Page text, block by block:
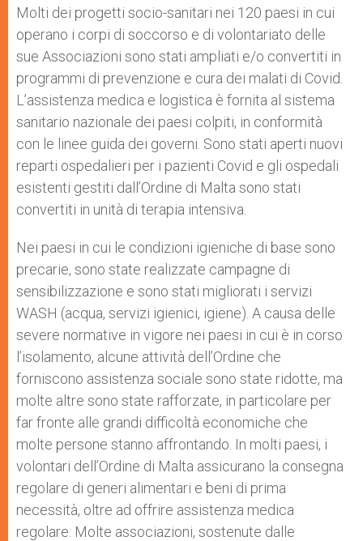
Molti dei progetti socio-sanitari nei 120 paesi in cui
operano i corpi di soccorso e di volontariato delle
sue Associazioni sono stati ampliati e/o convertiti in
programmi di prevenzione e cura dei malati di Covid.
L’assistenza medica e logistica è fornita al sistema
sanitario nazionale dei paesi colpiti, in conformità
con le linee guida dei governi. Sono stati aperti nuovi
reparti ospedalieri per i pazienti Covid e gli ospedali
esistenti gestiti dall’Ordine di Malta sono stati
convertiti in unità di terapia intensiva.
Nei paesi in cui le condizioni igieniche di base sono
precarie, sono state realizzate campagne di
sensibilizzazione e sono stati migliorati i servizi
WASH (acqua, servizi igienici, igiene). A causa delle
severe normative in vigore nei paesi in cui è in corso
l’isolamento, alcune attività dell’Ordine che
forniscono assistenza sociale sono state ridotte, ma
molte altre sono state rafforzate, in particolare per
far fronte alle grandi difficoltà economiche che
molte persone stanno affrontando. In molti paesi, i
volontari dell’Ordine di Malta assicurano la consegna
regolare di generi alimentari e beni di prima
necessità, oltre ad offrire assistenza medica
regolare. Molte associazioni, sostenute dalle